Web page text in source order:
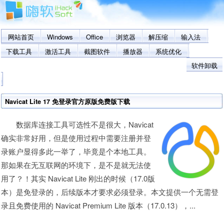
网站首页 Windows Office 浏览器 解压缩
输入法
下载工具
激活工具 截图软件 播放器
系统优化
软件卸载
Navicat Lite 17 免登录官方原版免费版下载
数据库连接工具可选性不是很大，Navicat
确实非常好用，但是使用过程中需要注册并登
录账户显得多此一举了，毕竟是个本地工具。
那如果在无互联网的环境下，是不是就无法使
用了？！其实 Navicat Lite 刚出的时候（17.0版
本）是免登录的，后续版本才要求必须登录。本文提供一个无需登
录且免费使用的 Navicat Premium Lite 版本（17.0.13），...